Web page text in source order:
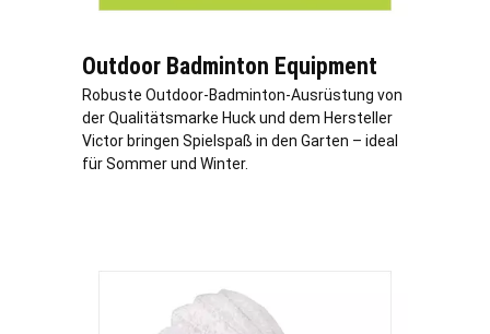
Outdoor Badminton Equipment
Robuste Outdoor-Badminton-Ausrüstung von
der Qualitätsmarke Huck und dem Hersteller
Victor bringen Spielspaß in den Garten – ideal
für Sommer und Winter.